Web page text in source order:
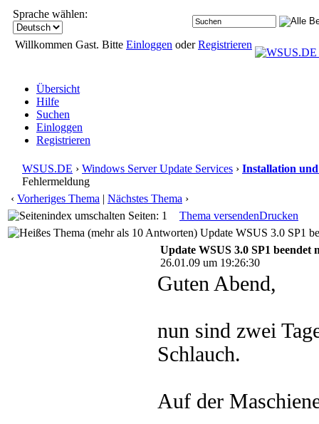
Sprache wählen:
Willkommen Gast. Bitte Einloggen oderRegistrieren
Übersicht
Hilfe
Suchen
Einloggen
Registrieren
WSUS.DE › Windows Server Update Services › Installation
Fehlermeldung
‹ Vorheriges Thema | Nächstes Thema ›
Seiten: 1
Thema versendenDrucken
Update WSUS 3.0 SP1
Update WSUS 3.0 SP1 beendet
26.01.09 um 19:26:30
Guten Abend,
nun sind zwei
Schlauch.
Auf der